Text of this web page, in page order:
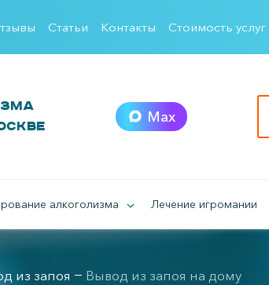
Статьи Контакты Стоимость услуг
Max
алкоголизма Лечение игромании
из запоя Вывод из запоя на дому